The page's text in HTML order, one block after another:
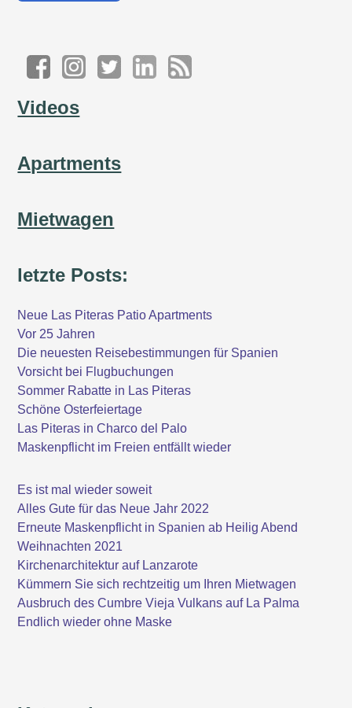
Videos
Apartments
Mietwagen
letzte Posts:
Neue Las Piteras Patio Apartments
Vor 25 Jahren
Die neuesten Reisebestimmungen für Spanien
Vorsicht bei Flugbuchungen
Sommer Rabatte in Las Piteras
Schöne Osterfeiertage
Las Piteras in Charco del Palo
Maskenpflicht im Freien entfällt wieder
Es ist mal wieder soweit
Alles Gute für das Neue Jahr 2022
Erneute Maskenpflicht in Spanien ab Heilig Abend
Weihnachten 2021
Kirchenarchitektur auf Lanzarote
Kümmern Sie sich rechtzeitig um Ihren Mietwagen
Ausbruch des Cumbre Vieja Vulkans auf La Palma
Endlich wieder ohne Maske